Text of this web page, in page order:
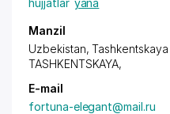
hujjatlar yana
Manzil
Uzbekistan,
TASHKENTSKAYA,
E-mail
fortuna-elegant@mail.ru